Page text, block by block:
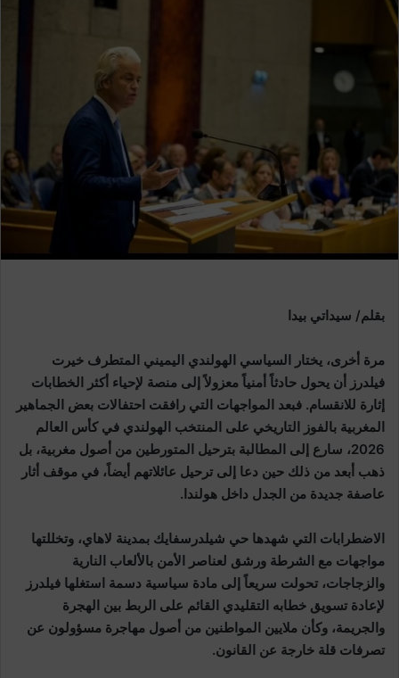
بقلم/ سيداتي بيدا
مرة أخرى، يختار السياسي الهولندي اليميني المتطرف خيرت
فيلدرز أن يحول حادثاً أمنياً معزولاً إلى منصة لإحياء أكثر الخطابات
إثارة للانقسام. فبعد المواجهات التي رافقت احتفالات بعض الجماهير
المغربية بالفوز التاريخي على المنتخب الهولندي في كأس العالم
2026، سارع إلى المطالبة بترحيل المتورطين من أصول مغربية، بل
ذهب أبعد من ذلك حين دعا إلى ترحيل عائلاتهم أيضاً، في موقف أثار
عاصفة جديدة من الجدل داخل هولندا.
الاضطرابات التي شهدها حي شيلدرسفايك بمدينة لاهاي، وتخللتها
مواجهات مع الشرطة ورشق لعناصر الأمن بالألعاب النارية
والزجاجات، تحولت سريعاً إلى مادة سياسية دسمة استغلها فيلدرز
لإعادة تسويق خطابه التقليدي القائم على الربط بين الهجرة
والجريمة، وكأن ملايين المواطنين من أصول مهاجرة مسؤولون عن
تصرفات قلة خارجة عن القانون.